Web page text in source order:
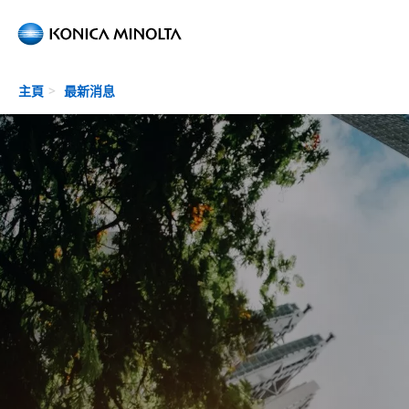
Skip to main content
主頁 最新消息